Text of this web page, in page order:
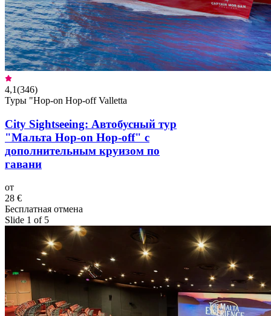
4,1(346)
Туры "Hop-on Hop-off Valletta
City Sightseeing: Автобусный тур
"Мальта Hop-on Hop-off" с
дополнительным круизом по
гавани
от
28 €
Бесплатная отмена
Slide 1 of 5